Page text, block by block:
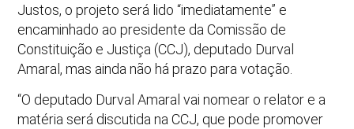
Justos, o projeto será lido “imediatamente” e
encaminhado ao presidente da Comissão de
Constituição e Justiça (CCJ), deputado Durval
Amaral, mas ainda não há prazo para votação.
“O deputado Durval Amaral vai nomear o relator e a
matéria será discutida na CCJ, que pode promover